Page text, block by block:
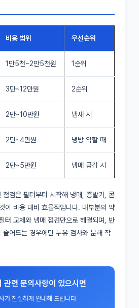
비용 범위 우선순위
1만5천~2만5천원 1순위
3만~12만원 2순위
2만~10만원 냄새 시
2만~4만원 냉방 약할 때
2만~5만원 냉매 급감 시
점검은 필터부터 시작해 냉매, 증발기, 콘
이 비용 대비 효율적입니다. 대부분의 약
터 교체와 냉매 점검만으로 해결되며, 반
줄어드는 경우에만 누유 검사와 분해 작
관련 문의사항이 있으시면
가 친절하게 안내해 드립니다